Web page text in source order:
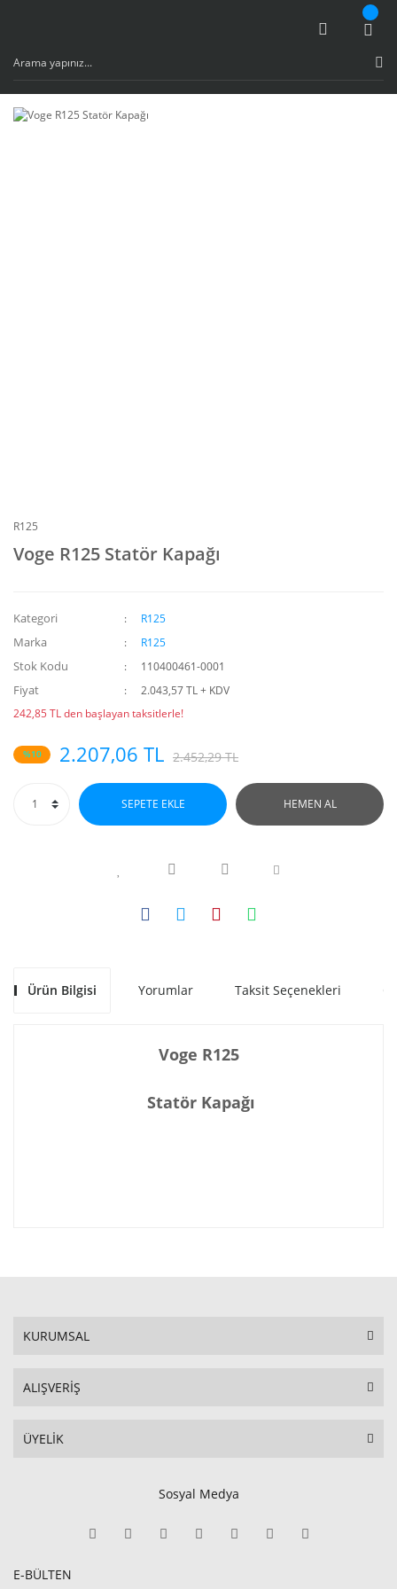
R125
Voge R125 Statör Kapağı
Kategori R125
Marka R125
Stok Kodu 110400461-0001
Fiyat
2.043,57 TL + KDV
242,85 TL den başlayan taksitlerle!
%10 2.207,06 TL 2.452,29 TL
SEPETE EKLE HEMEN AL
Ürün Bilgisi Yorumlar Taksit Seçenekleri
Voge R125
Statör Kapağı
KURUMSAL
ALIŞVERİŞ
ÜYELİK
Sosyal Medya
E-BÜLTEN